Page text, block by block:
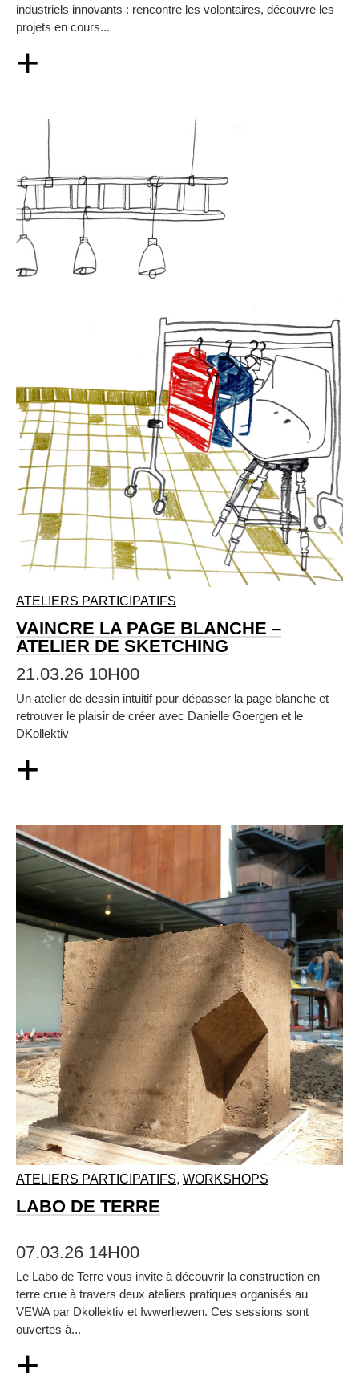
industriels innovants : rencontre les volontaires, découvre les
projets en cours...
+
ATELIERS PARTICIPATIFS
VAINCRE LA PAGE BLANCHE –
ATELIER DE SKETCHING
21.03.26 10H00
Un atelier de dessin intuitif pour dépasser la page blanche et
retrouver le plaisir de créer avec Danielle Goergen et le
DKollektiv
+
ATELIERS PARTICIPATIFS, WORKSHOPS
LABO DE TERRE
07.03.26 14H00
Le Labo de Terre vous invite à découvrir la construction en
terre crue à travers deux ateliers pratiques organisés au
VEWA par Dkollektiv et Iwwerliewen. Ces sessions sont
ouvertes à...